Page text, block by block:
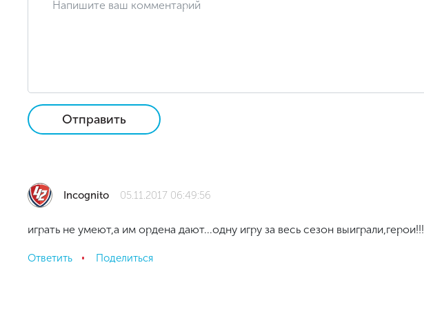
Отправить
Incognito 05.11.2017 06:49:56
играть не умеют,а им ордена дают...одну игру за весь сезон выиграли,герои!!!
Ответить Поделиться